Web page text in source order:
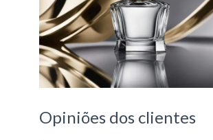
Opiniões dos clientes